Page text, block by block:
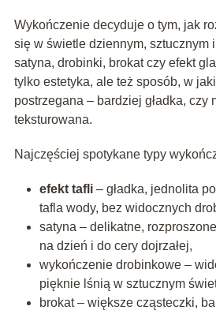
Wykończenie decyduje o tym, jak
się w świetle dziennym, sztucznym
satyna, drobinki, brokat czy efekt
tylko estetyka, ale też sposób, w
postrzegana – bardziej gładka, czy
teksturowana.
Najczęściej spotykane typy
efekt tafli– gładka, jednolita
tafla wody, bez widocznych
satyna – delikatne,
na dzień i do cery dojrzałej,
wykończenie drobinkowe –
pięknie lśnią w sztucznym
brokat – większe cząsteczki,